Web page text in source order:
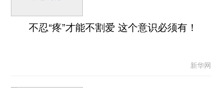
不忍“疼”才能不割爱 这个意识必须有！
新华网